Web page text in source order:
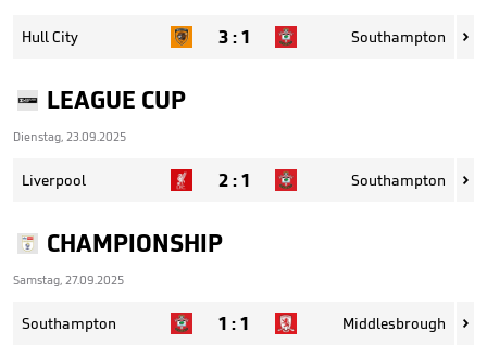
Hull City 3:1 Southampton 
LEAGUE CUP
Dienstag, 23.09.2025
Liverpool 2:1 Southampton 
CHAMPIONSHIP
Samstag, 27.09.2025
Southampton 1 :1 Middlesbrough 